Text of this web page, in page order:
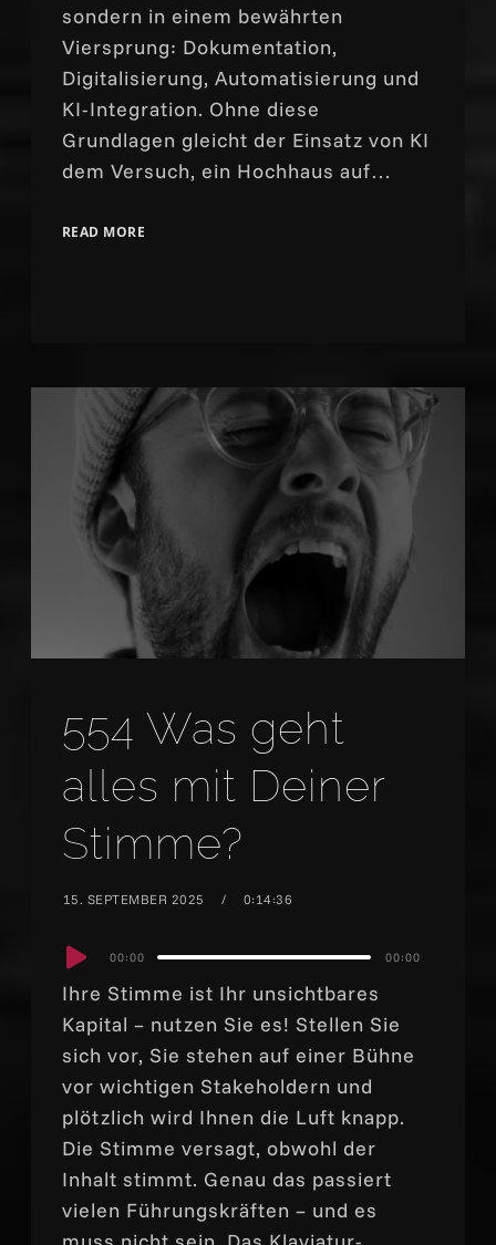
sondern in einem bewährten
Viersprung: Dokumentation,
Digitalisierung, Automatisierung und
KI-Integration. Ohne diese
Grundlagen gleicht der Einsatz von KI
dem Versuch, ein Hochhaus auf…
READ MORE
554 Was geht
alles mit Deiner
Stimme?
15. SEPTEMBER 2025 0:14:36
Audio00:00 00:00
Ihre Stimme ist Ihr unsichtbares
Kapital – nutzen Sie es! Stellen Sie
sich vor, Sie stehen auf einer Bühne
vor wichtigen Stakeholdern und
plötzlich wird Ihnen die Luft knapp.
Die Stimme versagt, obwohl der
Inhalt stimmt. Genau das passiert
vielen Führungskräften – und es